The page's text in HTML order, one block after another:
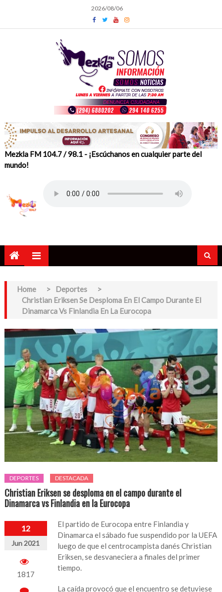
content
2026/08/06
Mezkla FM 104.7 / 98.1 - ¡Escúchanos en cualquier parte del
mundo!
Home > Deportes
>
Christian Eriksen Se Desploma En El Campo Durante El
Dinamarca Vs Finlandia En La Eurocopa
DEPORTES DESTACADA
Christian Eriksen se desploma en el campo durante el
Dinamarca vs Finlandia en la Eurocopa
12
Jun 2021
1817
El partido de Eurocopa entre Finlandia y
Dinamarca el sábado fue suspendido por la UEFA
luego de que el centrocampista danés Christian
Eriksen, se desvaneciera a finales del primer
tiempo.
La caída provocó que el encuentro se detuviese